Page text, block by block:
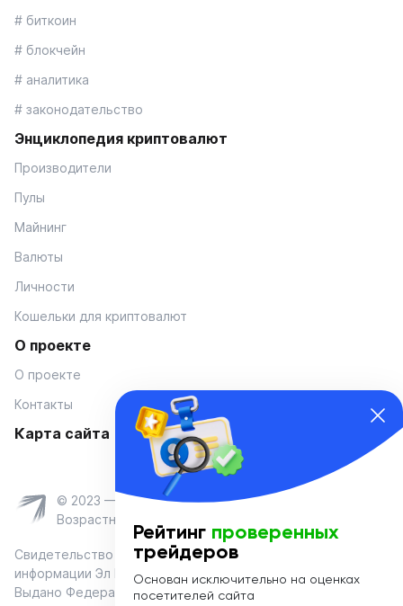
# биткоин
# блокчейн
# аналитика
# законодательство
Энциклопедия криптовалют
Производители
Пулы
Майнинг
Валюты
Личности
Кошельки для криптовалют
О проекте
О проекте
Контакты
Карта сайта
© 2023 — Coinmania
Возрастное ограничение 16+
Свидетельство о регистрации средства массовой
информации Эл № ФС 77-74908 от «25» января 2019 г.
Выдано Федеральной службой по надзору в сфере связи,
Рейтинг проверенных
трейдеров
Основан исключительно на оценках
посетителей сайта